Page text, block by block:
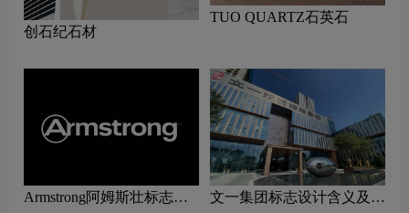
创石纪石材
TUO QUARTZ石英石
Armstrong阿姆斯壮标志设
文一集团标志设计含义及家